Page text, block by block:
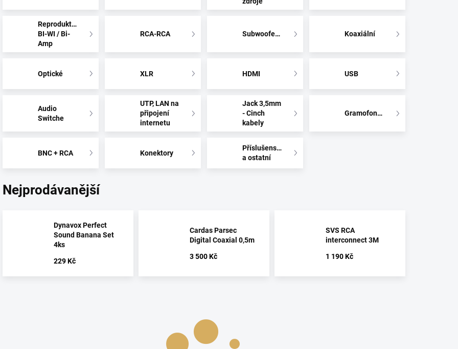
Reproduktorové
BI-WI / Bi-
Amp
RCA-RCA Subwooferové Koaxiální
Optické XLR HDMI USB
Audio
Switche
UTP, LAN na
připojení
internetu
Jack 3,5mm
- Cinch
kabely
Gramofonové
BNC + RCA Konektory
Příslušenství
a ostatní
Nejprodávanější
Dynavox Perfect
Sound Banana Set
4ks
229 Kč
Cardas Parsec
Digital Coaxial 0,5m
3 500 Kč
SVS RCA
interconnect 3M
1 190 Kč